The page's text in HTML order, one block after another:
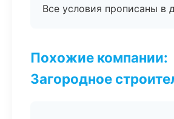
Все условия прописаны в
Похожие компании:
Загородное